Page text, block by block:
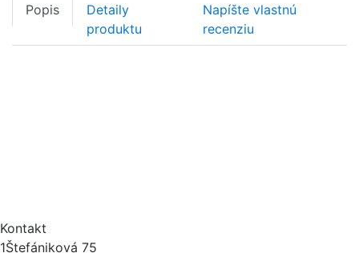
Popis
Detaily
produktu
Napíšte vlastnú
recenziu
Kontakt
1Štefániková 75